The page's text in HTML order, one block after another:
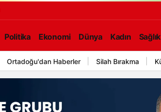
Politika Ekonomi Dünya Kadın Sağlık
Ortadoğu'dan Haberler Silah Bırakma